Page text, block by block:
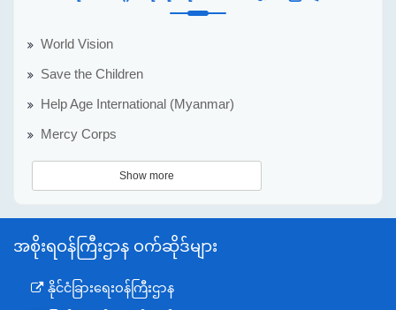
World Vision
Save the Children
Help Age International (Myanmar)
Mercy Corps
Show more
အစိုးရဝန်ကြီးဌာန ဝက်ဆိုဒ်များ
နိုင်ငံခြားရေးဝန်ကြီးဌာန